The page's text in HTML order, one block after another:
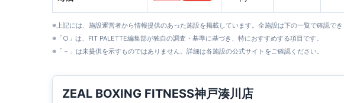
※上記には、施設運営者から情報提供のあった施設を掲載しています。全施設は下の一覧で確認でき
※「○」は、FIT PALETTE編集部が独自の調査・基準に基づき、特におすすめする項目です。
※「－」は未提供を示すものではありません。詳細は各施設の公式サイトをご確認ください。
ZEAL BOXING FITNESS神戸湊川店